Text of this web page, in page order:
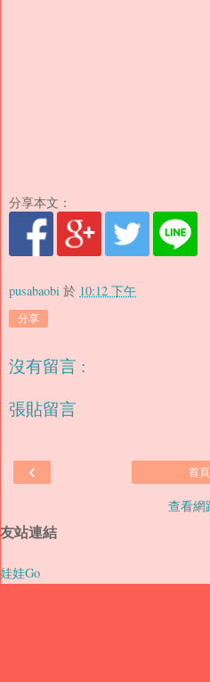
分享本文：
pusabaobi 於 10:12 下午
分享
沒有留言 :
張貼留言
‹ 首頁
查看網
友站連結
娃娃Go